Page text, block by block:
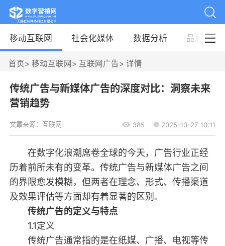
移动互联网 社会化媒体 数据分析 品牌案例
首页> 移动互联网 > 互联网广告> 详情
传统广告与新媒体广告的深度对比：洞察未来
营销趋势
文章来源：互联网 385 2025-10-27 10:11
在数字化浪潮席卷全球的今天，广告行业正经
历着前所未有的变革。传统广告与新媒体广告之间
的界限愈发模糊，但两者在理念、形式、传播渠道
及效果评估等方面却有着显著的区别。
传统广告的定义与特点
1.1定义
传统广告通常指的是在纸媒、广播、电视等传